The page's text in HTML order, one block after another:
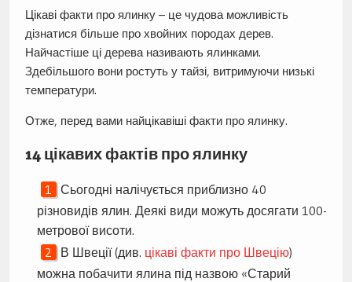
Цікаві факти про ялинку – це чудова можливість
дізнатися більше про хвойних породах дерев.
Найчастіше ці дерева називають ялинками.
Здебільшого вони ростуть у тайзі, витримуючи низькі
температури.
Отже, перед вами найцікавіші факти про ялинку.
14 цікавих фактів про ялинку
Сьогодні налічується приблизно 40
різновидів ялин. Деякі види можуть досягати 100-
метрової висоти.
В Швеції (див. цікаві факти про Швецію)
можна побачити ялина під назвою «Старий